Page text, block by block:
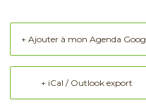
+ Ajouter à mon Agenda
+ iCal / Outlook export